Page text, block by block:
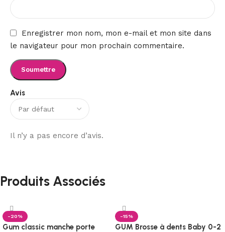
Avis
Il n’y a pas encore d’avis.
Enregistrer mon nom, mon e-mail et mon site dans
le navigateur pour mon prochain commentaire.
Produits Associés
-20%
Gum classic manche porte
-15%
GUM Brosse à dents Baby 0-2